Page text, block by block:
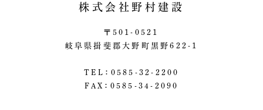
株式会社野村建設
〒501-0521
岐阜県揖斐郡大野町黒野622-1
TEL：0585-32-2200
FAX：0585-34-2090